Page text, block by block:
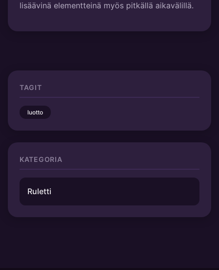
lisäävinä elementteinä myös pitkällä aikavälillä.
TAGIT
luotto
KATEGORIA
Ruletti